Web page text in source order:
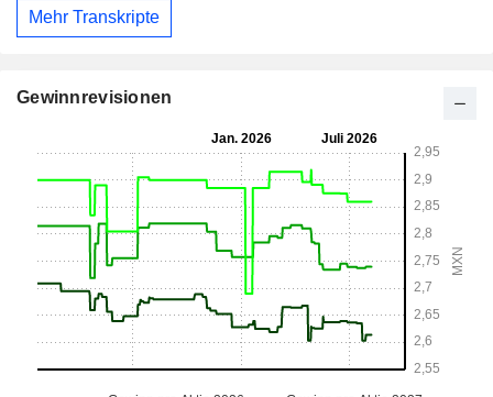
Mehr Transkripte
Gewinnrevisionen